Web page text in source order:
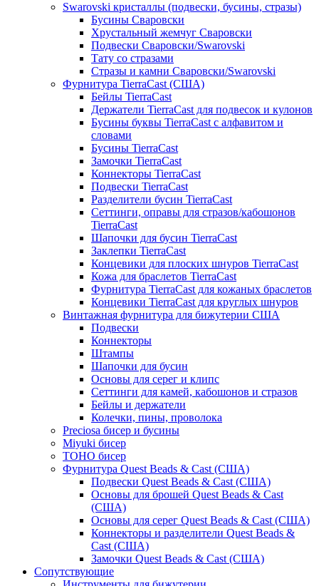
Swarovski кристаллы (подвески, бусины, стразы)
Бусины Сваровски
Хрустальный жемчуг Сваровски
Подвески Сваровски/Swarovski
Тату со стразами
Стразы и камни Сваровски/Swarovski
Фурнитура TierraCast (США)
Бейлы TierraCast
Держатели TierraCast для подвесок и кулонов
Бусины буквы TierraCast с алфавитом и
словами
Бусины TierraCast
Замочки TierraCast
Коннекторы TierraCast
Подвески TierraCast
Разделители бусин TierraCast
Сеттинги, оправы для стразов/кабошонов
TierraCast
Шапочки для бусин TierraCast
Заклепки TierraCast
Концевики для плоских шнуров TierraCast
Кожа для браслетов TierraCast
Фурнитура TierraCast для кожаных браслетов
Концевики TierraCast для круглых шнуров
Винтажная фурнитура для бижутерии США
Подвески
Коннекторы
Штампы
Шапочки для бусин
Основы для серег и клипс
Сеттинги для камей, кабошонов и стразов
Бейлы и держатели
Колечки, пины, проволока
Preciosa бисер и бусины
Miyuki бисер
TOHO бисер
Фурнитура Quest Beads & Cast (США)
Подвески Quest Beads & Cast (США)
Основы для брошей Quest Beads & Cast
(США)
Основы для серег Quest Beads & Cast (США)
Коннекторы и разделители Quest Beads &
Cast (США)
Замочки Quest Beads & Cast (США)
Сопутствующие